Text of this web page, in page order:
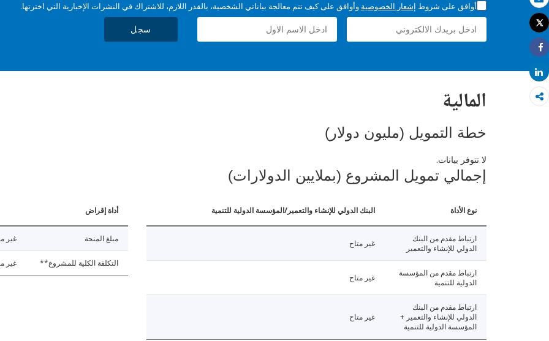
بريد الكتروني
طباعة
Tweet
Share
Share
أوافق على شروط إشعار الخصوصية وأوافق على كيف تتم معالجة بياناتي الشخصية، بالقدر اللازم، للاشتراك في النشرات الإخبارية التي اخترتها.
سجل
المالية
خطة التمويل (مليون دولار)
لا تتوفر بيانات.
إجمالي تمويل المشروع (بملايين الدولارات)
نوع الأداة البنك الدولي للإنشاء والتعمير/المؤسسة الدولية للتنمية
ارتباط مقدم من البنك
الدولي للإنشاء والتعمير
غير متاح
ارتباط مقدم من المؤسسة
الدولية للتنمية
غير متاح
ارتباط مقدم من البنك
الدولي للإنشاء والتعمير +
المؤسسة الدولية للتنمية
غير متاح
أداة إقراض
مبلغ المنحة غير
التكلفة الكلية للمشروع** غير